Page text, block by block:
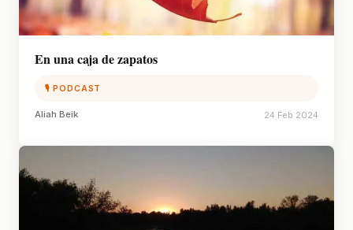
En una caja de zapatos
🎙 PODCAST
Aliah Beik 24 Feb 2024